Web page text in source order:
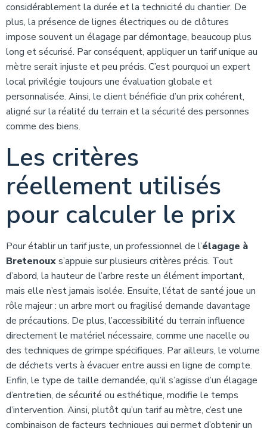
considérablement la durée et la technicité du chantier. De
plus, la présence de lignes électriques ou de clôtures
impose souvent un élagage par démontage, beaucoup plus
long et sécurisé. Par conséquent, appliquer un tarif unique au
mètre serait injuste et peu précis. C’est pourquoi un expert
local privilégie toujours une évaluation globale et
personnalisée. Ainsi, le client bénéficie d’un prix cohérent,
aligné sur la réalité du terrain et la sécurité des personnes
comme des biens.
Les critères
réellement utilisés
pour calculer le prix
Pour établir un tarif juste, un professionnel de l’élagage à
Bretenouxs’appuie sur plusieurs critères précis. Tout
d’abord, la hauteur de l’arbre reste un élément important,
mais elle n’est jamais isolée. Ensuite, l’état de santé joue un
rôle majeur : un arbre mort ou fragilisé demande davantage
de précautions. De plus, l’accessibilité du terrain influence
directement le matériel nécessaire, comme une nacelle ou
des techniques de grimpe spécifiques. Par ailleurs, le volume
de déchets verts à évacuer entre aussi en ligne de compte.
Enfin, le type de taille demandée, qu’il s’agisse d’un élagage
d’entretien, de sécurité ou esthétique, modifie le temps
d’intervention. Ainsi, plutôt qu’un tarif au mètre, c’est une
combinaison de facteurs techniques qui permet d’obtenir un